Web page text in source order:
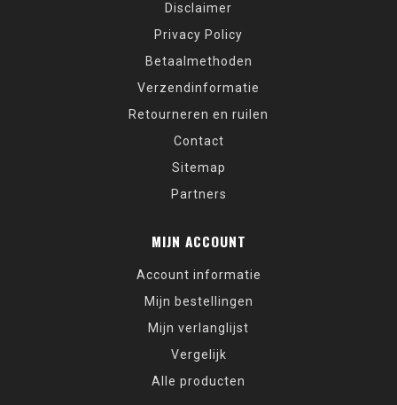
Disclaimer
Privacy Policy
Betaalmethoden
Verzendinformatie
Retourneren en ruilen
Contact
Sitemap
Partners
MIJN ACCOUNT
Account informatie
Mijn bestellingen
Mijn verlanglijst
Vergelijk
Alle producten